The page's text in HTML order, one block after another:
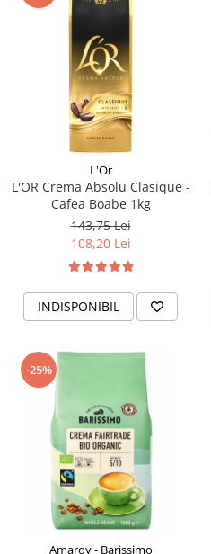
L'Or
L'OR Crema Absolu Clasique -
Cafea Boabe 1kg
143,75 Lei
108,20 Lei
INDISPONIBIL
-25%
Amaroy - Barissimo